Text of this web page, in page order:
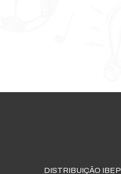
DISTRIBUIÇÃO IBEP